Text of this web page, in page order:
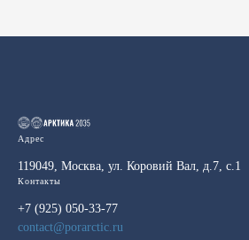
Адрес
119049, Москва, ул. Коровий Вал, д.7, с.1
Контакты
+7 (925) 050-33-77
contact@porarctic.ru